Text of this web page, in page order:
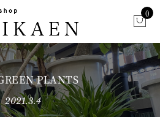
0
PLANTS
2021.3.4